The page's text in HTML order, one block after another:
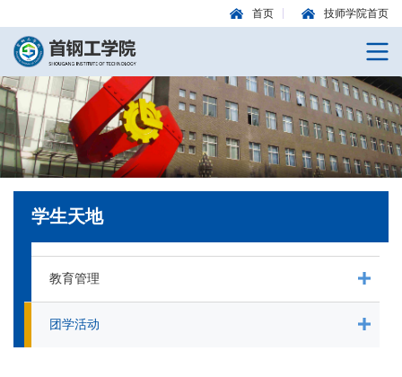
首页 技师学院首页
学生天地
教育管理
团学活动